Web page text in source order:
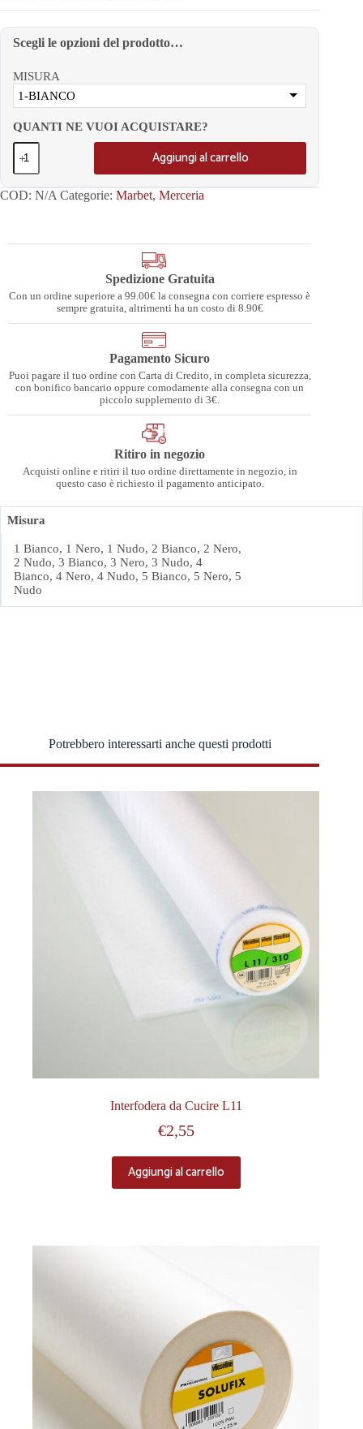
Scegli le opzioni del prodotto…
MISURA
1-BIANCO
QUANTI NE VUOI ACQUISTARE?
Aggiungi al carrello
COD: N/A Categorie: Marbet, Merceria
Spedizione Gratuita
Con un ordine superiore a 99.00€ la consegna con corriere espresso è
sempre gratuita, altrimenti ha un costo di 8.90€
Pagamento Sicuro
Puoi pagare il tuo ordine con Carta di Credito, in completa sicurezza,
con bonifico bancario oppure comodamente alla consegna con un
piccolo supplemento di 3€.
Ritiro in negozio
Acquisti online e ritiri il tuo ordine direttamente in negozio, in
questo caso è richiesto il pagamento anticipato.
Misura
1 Bianco, 1 Nero, 1 Nudo, 2 Bianco, 2 Nero,
2 Nudo, 3 Bianco, 3 Nero, 3 Nudo, 4
Bianco, 4 Nero, 4 Nudo, 5 Bianco, 5 Nero, 5
Nudo
Potrebbero interessarti anche questi prodotti
Interfodera da Cucire L11
€2,55
Aggiungi al carrello